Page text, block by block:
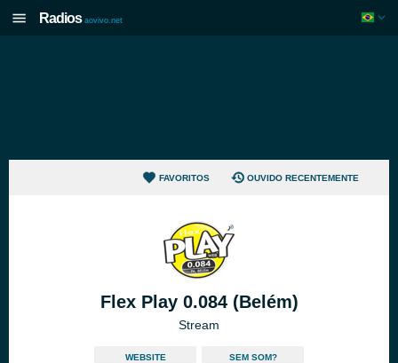
Radios aovivo.net
FAVORITOS OUVIDO RECENTEMENTE
Flex Play 0.084 (Belém)
Stream
WEBSITE SEM SOM?